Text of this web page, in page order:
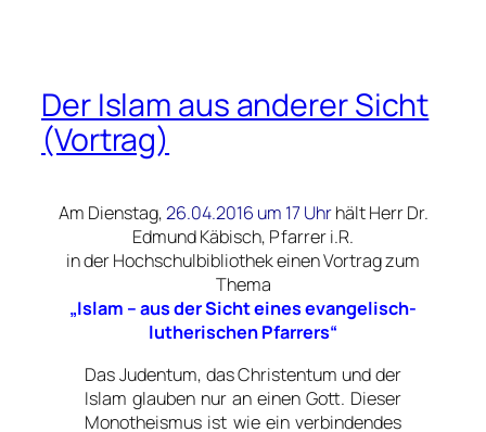
Der Islam aus anderer Sicht
(Vortrag)
Am Dienstag,26.04.2016 um 17 Uhrhält HerrDr.
Edmund Käbisch, Pfarrer i.R.
in der Hochschulbibliothek einen Vortrag zum
Thema
„Islam – aus der Sicht eines evangelisch-
lutherischen Pfarrers“
Das Judentum, das Christentum und der
Islam glauben nur an einen Gott. Dieser
Monotheismus ist wie ein verbindendes